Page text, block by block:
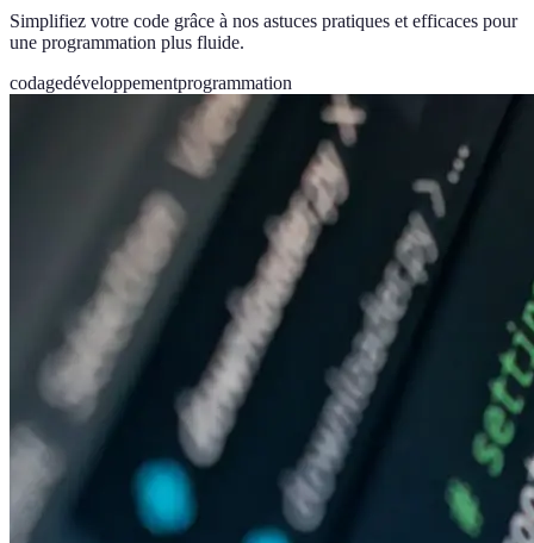
Simplifiez votre code grâce à nos astuces pratiques et efficaces pour
une programmation plus fluide.
codagedéveloppementprogrammation